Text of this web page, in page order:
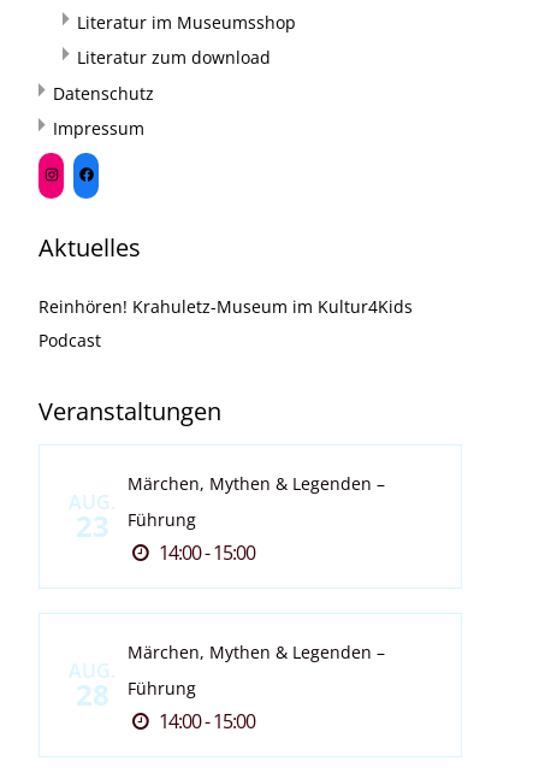
Literatur im Museumsshop
Literatur zum download
Datenschutz
Impressum
Aktuelles
Reinhören! Krahuletz-Museum im Kultur4Kids
Podcast
Veranstaltungen
AUG.
23
Märchen, Mythen & Legenden –
Führung
14:00 - 15:00
AUG.
28
Märchen, Mythen & Legenden –
Führung
14:00 - 15:00